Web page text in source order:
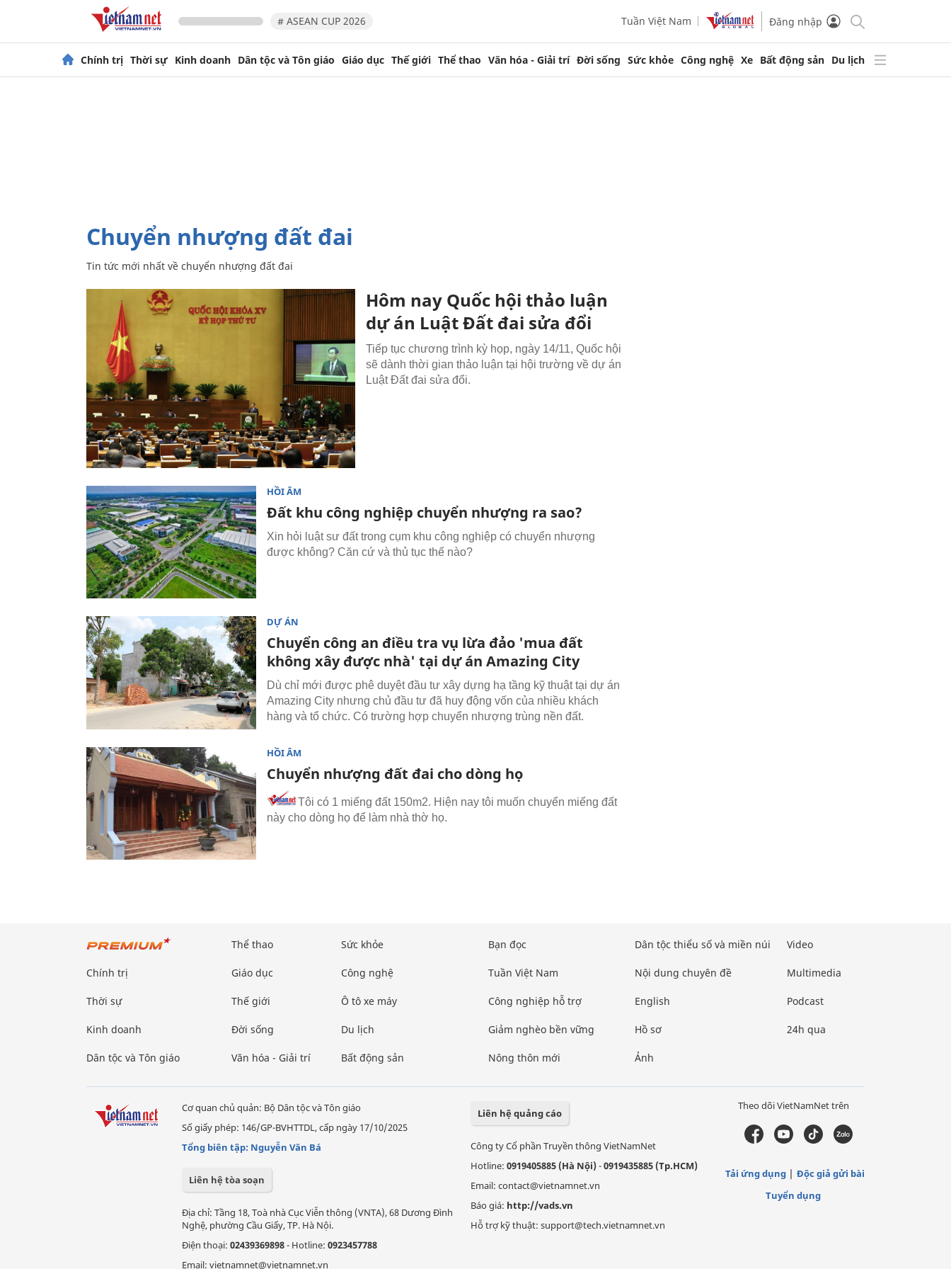
# ASEAN CUP 2026 Tuần Việt Nam Đăng nhập
Chính trị Thời sự Kinh doanh Dân tộc và Tôn giáo Giáo dục Thế giới Thể thao Văn hóa - Giải trí Đời sống Sức khỏe Công nghệ Xe Bất động sản Du lịch
chuyển nhượng đất đai
Tin tức mới nhất về chuyển nhượng đất đai
Hôm nay Quốc hội thảo luận
dự án Luật Đất đai sửa đổi
Tiếp tục chương trình kỳ họp, ngày 14/11, Quốc hội
sẽ dành thời gian thảo luận tại hội trường về dự án
Luật Đất đai sửa đổi.
HỒI ÂM
Đất khu công nghiệp chuyển nhượng ra sao?
Xin hỏi luật sư đất trong cụm khu công nghiệp có chuyển nhượng
được không? Căn cứ và thủ tục thế nào?
DỰ ÁN
Chuyển công an điều tra vụ lừa đảo 'mua đất
không xây được nhà' tại dự án Amazing City
Dù chỉ mới được phê duyệt đầu tư xây dựng hạ tầng kỹ thuật tại dự án
Amazing City nhưng chủ đầu tư đã huy động vốn của nhiều khách
hàng và tổ chức. Có trường hợp chuyển nhượng trùng nền đất.
HỒI ÂM
Chuyển nhượng đất đai cho dòng họ
Tôi có 1 miếng đất 150m2. Hiện nay tôi muốn chuyển miếng đất
này cho dòng họ để làm nhà thờ họ.
Chính trị
Thời sự
Kinh doanh
Dân tộc và Tôn giáo
Thể thao
Giáo dục
Thế giới
Đời sống
Văn hóa - Giải trí
Sức khỏe
Công nghệ
Ô tô xe máy
Du lịch
Bất động sản
Bạn đọc
Tuần Việt Nam
Công nghiệp hỗ trợ
Giảm nghèo bền vững
Nông thôn mới
Dân tộc thiểu số và miền núi
Nội dung chuyên đề
English
Hồ sơ
Ảnh
Video
Multimedia
Podcast
24h qua
Cơ quan chủ quản: Bộ Dân tộc và Tôn giáo
Số giấy phép: 146/GP-BVHTTDL, cấp ngày 17/10/2025
Tổng biên tập: Nguyễn Văn Bá
Liên hệ tòa soạn
Địa chỉ: Tầng 18, Toà nhà Cục Viễn thông (VNTA), 68 Dương Đình
Nghệ, phường Cầu Giấy, TP. Hà Nội.
Điện thoại: 02439369898- Hotline: 0923457788
Email: vietnamnet@vietnamnet.vn
Liên hệ quảng cáo
Công ty Cổ phần Truyền thông VietNamNet
Hotline: 0919405885 (Hà Nội)-0919435885 (Tp.HCM)
Email: contact@vietnamnet.vn
Báo giá: http://vads.vn
Hỗ trợ kỹ thuật: support@tech.vietnamnet.vn
Theo dõi VietNamNet trên
Tải ứng dụng
Độc giả gửi bài
Tuyển dụng